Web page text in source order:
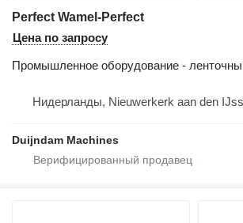
Perfect Wamel-Perfect
Цена по запросу
Промышленное оборудование -
Нидерланды, Nieuwerkerk aan den
Duijndam Machines